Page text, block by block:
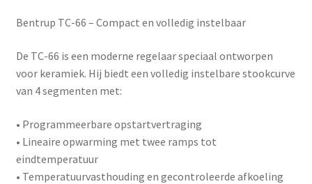
Bentrup TC-66 – Compact en volledig instelbaar
De TC-66 is een moderne regelaar speciaal ontworpen
voor keramiek. Hij biedt een volledig instelbare stookcurve
van 4 segmenten met:
• Programmeerbare opstartvertraging
• Lineaire opwarming met twee ramps tot
eindtemperatuur
• Temperatuurvasthouding en gecontroleerde afkoeling